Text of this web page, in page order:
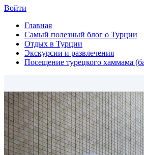
Войти
Главная
Самый полезный блог о Турции
Отдых в Турции
Экскурсии и развлечения
Посещение турецкого хаммама